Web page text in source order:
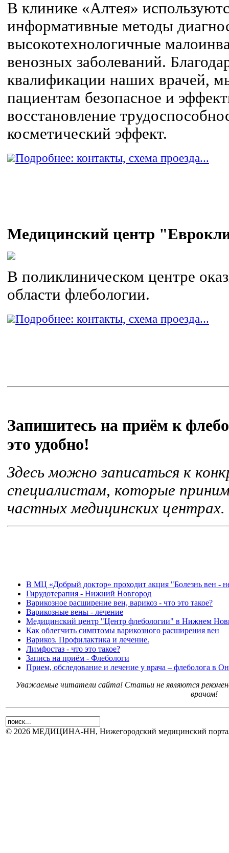
В клинике «Алтея»
информативные методы
высокотехнологичные
венозных заболеваний.
квалификации наших врачей,
пациентам безопасное и
восстановление
косметический эффект.
Подробнее: контакты, схема проезда...
Медицинский центр
В поликлиническом центре
области флебологии.
Подробнее: контакты, схема проезда...
Запишитесь на приём к
это удобно!
Здесь можно записаться к
специалистам, которые
частных медицинских центрах.
В МЦ «Добрый доктор» проходит акция "Болезнь вен -
Гирудотерапия - Нижний Новгород
Варикозное расширение вен, варикоз - что это такое?
Варикозные вены - лечение
Медицинский центр "Центр флебологии" в Нижнем
Как облегчить симптомы варикозного расширения вен
Варикоз. Профилактика и лечение.
Лимфостаз - что это такое?
Запись на приём - Флебологи
Прием, обследование и лечение у врача – флеболога в
Уважаемые читатели сайта! Статьи не являются
врачом!
© 2026 МЕДИЦИНА-НН, Нижегородский медицинский